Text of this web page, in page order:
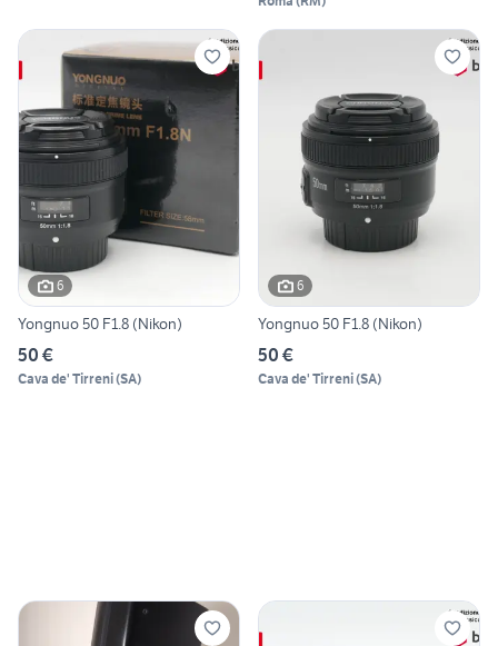
6
Yongnuo 50 F1.8 (Nikon)
50 €
Cava de' Tirreni(SA)
6
Yongnuo 50 F1.8 (Nikon)
50 €
Cava de' Tirreni(SA)